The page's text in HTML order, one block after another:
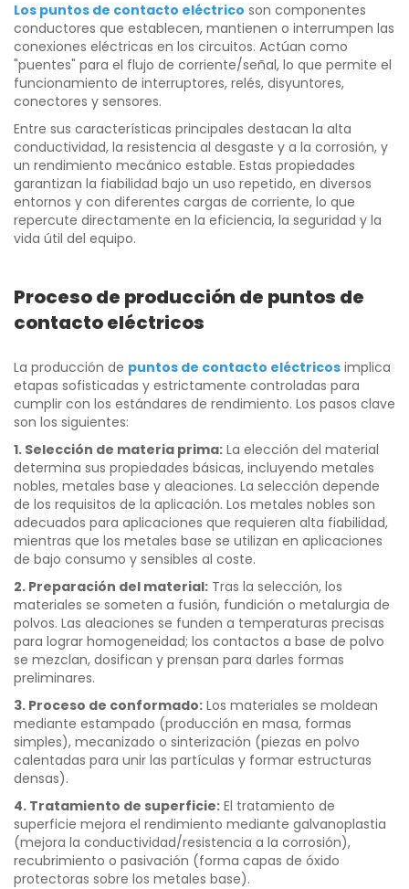
Los puntos de contacto eléctrico son componentes
conductores que establecen, mantienen o interrumpen las
conexiones eléctricas en los circuitos. Actúan como
"puentes" para el flujo de corriente/señal, lo que permite el
funcionamiento de interruptores, relés, disyuntores,
conectores y sensores.
Entre sus características principales destacan la alta
conductividad, la resistencia al desgaste y a la corrosión, y
un rendimiento mecánico estable. Estas propiedades
garantizan la fiabilidad bajo un uso repetido, en diversos
entornos y con diferentes cargas de corriente, lo que
repercute directamente en la eficiencia, la seguridad y la
vida útil del equipo.
Proceso de producción de puntos de
contacto eléctricos
La producción de puntos de contacto eléctricos implica
etapas sofisticadas y estrictamente controladas para
cumplir con los estándares de rendimiento. Los pasos clave
son los siguientes:
1. Selección de materia prima: La elección del material
determina sus propiedades básicas, incluyendo metales
nobles, metales base y aleaciones. La selección depende
de los requisitos de la aplicación. Los metales nobles son
adecuados para aplicaciones que requieren alta fiabilidad,
mientras que los metales base se utilizan en aplicaciones
de bajo consumo y sensibles al coste.
2. Preparación del material: Tras la selección, los
materiales se someten a fusión, fundición o metalurgia de
polvos. Las aleaciones se funden a temperaturas precisas
para lograr homogeneidad; los contactos a base de polvo
se mezclan, dosifican y prensan para darles formas
preliminares.
3. Proceso de conformado: Los materiales se moldean
mediante estampado (producción en masa, formas
simples), mecanizado o sinterización (piezas en polvo
calentadas para unir las partículas y formar estructuras
densas).
4. Tratamiento de superficie: El tratamiento de
superficie mejora el rendimiento mediante galvanoplastia
(mejora la conductividad/resistencia a la corrosión),
recubrimiento o pasivación (forma capas de óxido
protectoras sobre los metales base).